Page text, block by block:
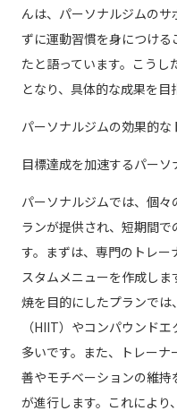
んは、パーソナルジムの
ずに運動習慣を身につけ
たと語っています。こう
となり、具体的な成果を目
パーソナルジムの効果的な
目標達成を加速するパー
パーソナルジムでは、個
ランが提供され、短期間
す。まずは、専門のトレー
スタムメニューを作成し
焼を目的にしたプランで
（HIIT）やコンパウンド
多いです。また、トレー
善やモチベーションの維
が進行します。これにより